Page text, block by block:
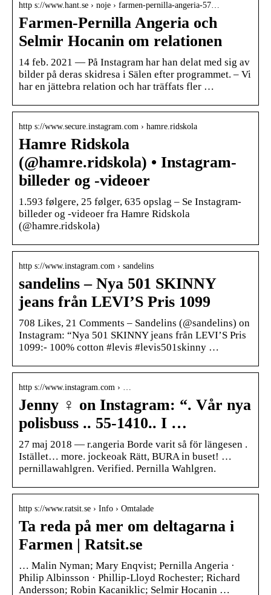
http s://www.hant.se › noje › farmen-pernilla-angeria-57…
Farmen-Pernilla Angeria och
Selmir Hocanin om relationen
14 feb. 2021 — På Instagram har han delat med sig av
bilder på deras skidresa i Sälen efter programmet. – Vi
har en jättebra relation och har träffats fler …
http s://www.secure.instagram.com › hamre.ridskola
Hamre Ridskola
(@hamre.ridskola) • Instagram-
billeder og -videoer
1.593 følgere, 25 følger, 635 opslag – Se Instagram-
billeder og -videoer fra Hamre Ridskola
(@hamre.ridskola)
http s://www.instagram.com › sandelins
sandelins – Nya 501 SKINNY
jeans från LEVI’S Pris 1099
708 Likes, 21 Comments – Sandelins (@sandelins) on
Instagram: “Nya 501 SKINNY jeans från LEVI’S Pris
1099:- 100% cotton #levis #levis501skinny …
http s://www.instagram.com › …
Jenny ‍♀️ on Instagram: “. Vår nya
polisbuss .. 55-1410.. I …
27 maj 2018 — r.angeria Borde varit så för längesen .
Istället… more. jockeoak Rätt, BURA in buset! …
pernillawahlgren. Verified. Pernilla Wahlgren.
http s://www.ratsit.se › Info › Omtalade
Ta reda på mer om deltagarna i
Farmen | Ratsit.se
… Malin Nyman; Mary Enqvist; Pernilla Angeria ·
Philip Albinsson · Phillip-Lloyd Rochester; Richard
Andersson; Robin Kacaniklic; Selmir Hocanin …